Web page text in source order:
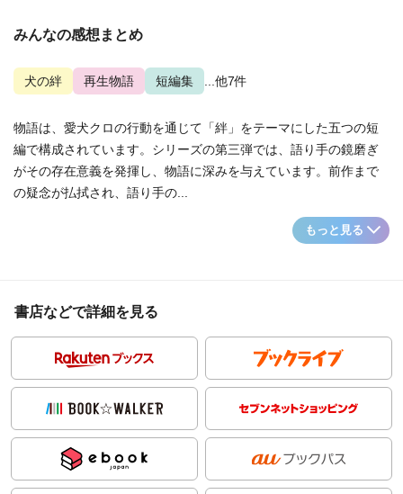
みんなの感想まとめ
犬の絆 再生物語 短編集 ...他7件
物語は、愛犬クロの行動を通じて「絆」をテーマにした五つの短
編で構成されています。シリーズの第三弾では、語り手の鏡磨ぎ
がその存在意義を発揮し、物語に深みを与えています。前作まで
の疑念が払拭され、語り手の...
もっと見る
書店などで詳細を見る